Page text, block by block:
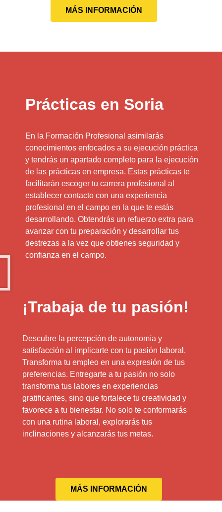
MÁS INFORMACIÓN
Prácticas en Soria
En la Formación Profesional asimilarás
conocimientos enfocados a su ejecución práctica
y tendrás un apartado completo para la ejecución
de las prácticas en empresa. Estas prácticas te
facilitarán escoger tu carrera profesional al
establecer contacto con una experiencia
profesional en el campo en la que te estás
desarrollando. Obtendrás un refuerzo extra para
avanzar con tu preparación y desarrollar tus
destrezas a la vez que obtienes seguridad y
confianza en el campo.
¡Trabaja de tu pasión!
Descubre la percepción de autonomía y
satisfacción al implicarte con tu pasión laboral.
Transforma tu empleo en una expresión de tus
preferencias. Entregarte a tu pasión no solo
transforma tus labores en experiencias
gratificantes, sino que fortalece tu creatividad y
favorece a tu bienestar. No solo te conformarás
con una rutina laboral, explorarás tus
inclinaciones y alcanzarás tus metas.
MÁS INFORMACIÓN